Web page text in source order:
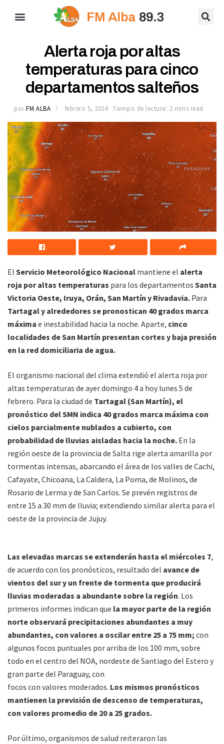
Alerta roja por altas
temperaturas para cinco
departamentos salteños
por FM ALBA febrero 5, 2024 Tiempo de lectura: 2 mins read
El Servicio Meteorológico Nacional mantiene el alerta
roja por altas temperaturas para los departamentos Santa
Victoria Oeste, Iruya, Orán, San Martín y Rivadavia. Para
Tartagal y alrededores se pronostican 40 grados marca
máxima e inestabilidad hacia la noche. Aparte, cinco
localidades de San Martín presentan cortes y baja presión
en la red domiciliaria de agua.
El organismo nacional del clima extendió el alerta roja por
altas temperaturas de ayer domingo 4 a hoy lunes 5 de
febrero. Para la ciudad de Tartagal (San Martín), el
pronóstico del SMN indica 40 grados marca máxima con
cielos parcialmente nublados a cubierto, con
probabilidad de lluvias aisladas hacia la noche. En la
región oeste de la provincia de Salta rige alerta amarilla por
tormentas intensas, abarcando el área de los valles de Cachi,
Cafayate, Chicoana, La Caldera, La Poma, de Molinos, de
Rosario de Lerma y de San Carlos. Se prevén registros de
entre 15 a 30 mm de lluvia; extendiendo similar alerta para el
oeste de la provincia de Jujuy.
Las elevadas marcas se extenderán hasta el miércoles 7,
de acuerdo con los pronósticos, resultado del avance de
vientos del sur y un frente de tormenta que producirá
lluvias moderadas a abundante sobre la región. Los
primeros informes indican que la mayor parte de la región
norte observará precipitaciones abundantes a muy
abundantes, con valores a oscilar entre 25 a 75 mm; con
algunos focos puntuales por arriba de los 100 mm, sobre
todo en el centro del NOA, nordeste de Santiago del Estero y
gran parte del Paraguay, con
focos con valores moderados. Los mismos pronósticos
mantienen la previsión de descenso de temperaturas,
con valores promedio de 20 a 25 grados.
Por último, organismos de salud reiteraron las